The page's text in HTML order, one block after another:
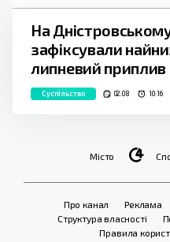
На
зафіксували
липневий
Суспільство 02.08 10:16
Місто
Про канал Реклама
Структура власності
Правила